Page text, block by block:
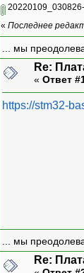
« Последнее
... мы
Re:
« Ответ
https://stm32-
... мы
Re: